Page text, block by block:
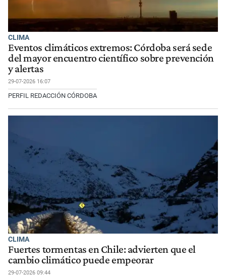
CLIMA
Eventos climáticos extremos: Córdoba será sede
del mayor encuentro científico sobre prevención
y alertas
29-07-2026 16:07
PERFIL REDACCIÓN CÓRDOBA
CLIMA
Fuertes tormentas en Chile: advierten que el
cambio climático puede empeorar
29-07-2026 09:44